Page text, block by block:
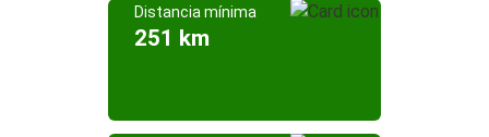
Distancia mínima
251 km